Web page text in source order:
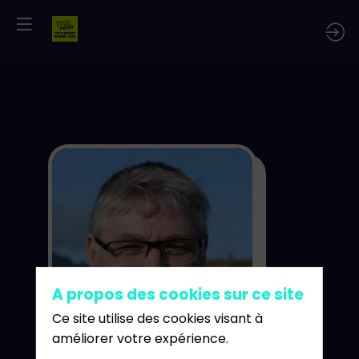
PD
A propos des cookies sur ce site
Ce site utilise des cookies visant à
améliorer votre expérience.